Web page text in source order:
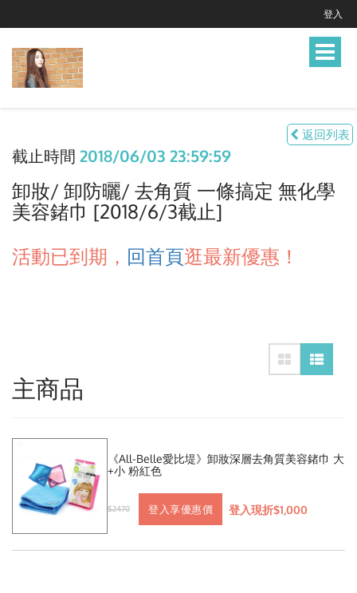
登入
Toggle
返回列表
截止時間 2018/06/03 23:59:59
卸妝/ 卸防曬/ 去角質 一條搞定 無化學
美容鍺巾 [2018/6/3截止]
活動已到期， 回首頁逛最新優惠！
主商品
《All-Belle愛比堤》卸妝深層去角質美容鍺巾 大
+小 粉紅色
$2470 登入享優惠價 登入現折$1,000